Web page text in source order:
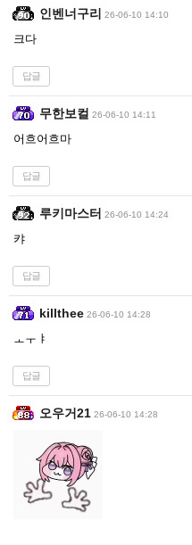
인벤너구리 26-06-10 14:10
크다
답글
무한보컬 26-06-10 14:11
어흐어흐마
답글
루키마스터 26-06-10 14:24
캬
답글
killthee 26-06-10 14:28
ㅗㅜㅑ
답글
오우거21 26-06-10 14:28